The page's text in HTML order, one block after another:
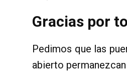
Gracias por
Pedimos que las
abierto